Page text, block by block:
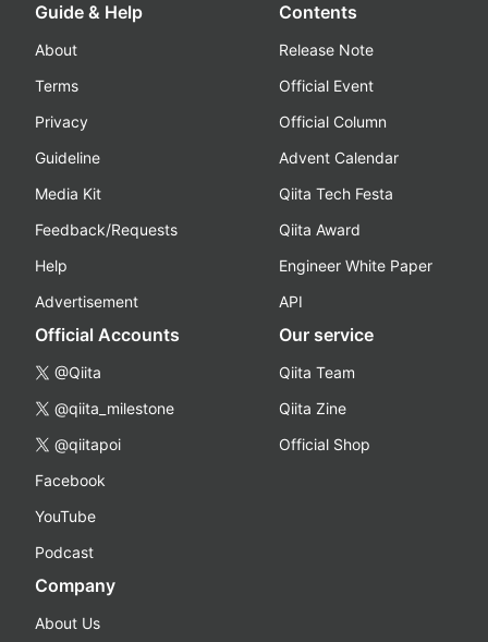
Guide & Help
About
Terms
Privacy
Guideline
Media Kit
Feedback/Requests
Help
Advertisement
Contents
Release Note
Official Event
Official Column
Advent Calendar
Qiita Tech Festa
Qiita Award
Engineer White Paper
API
Official Accounts
@Qiita
@qiita_milestone
@qiitapoi
Facebook
YouTube
Podcast
Our service
Qiita Team
Qiita Zine
Official Shop
Company
About Us